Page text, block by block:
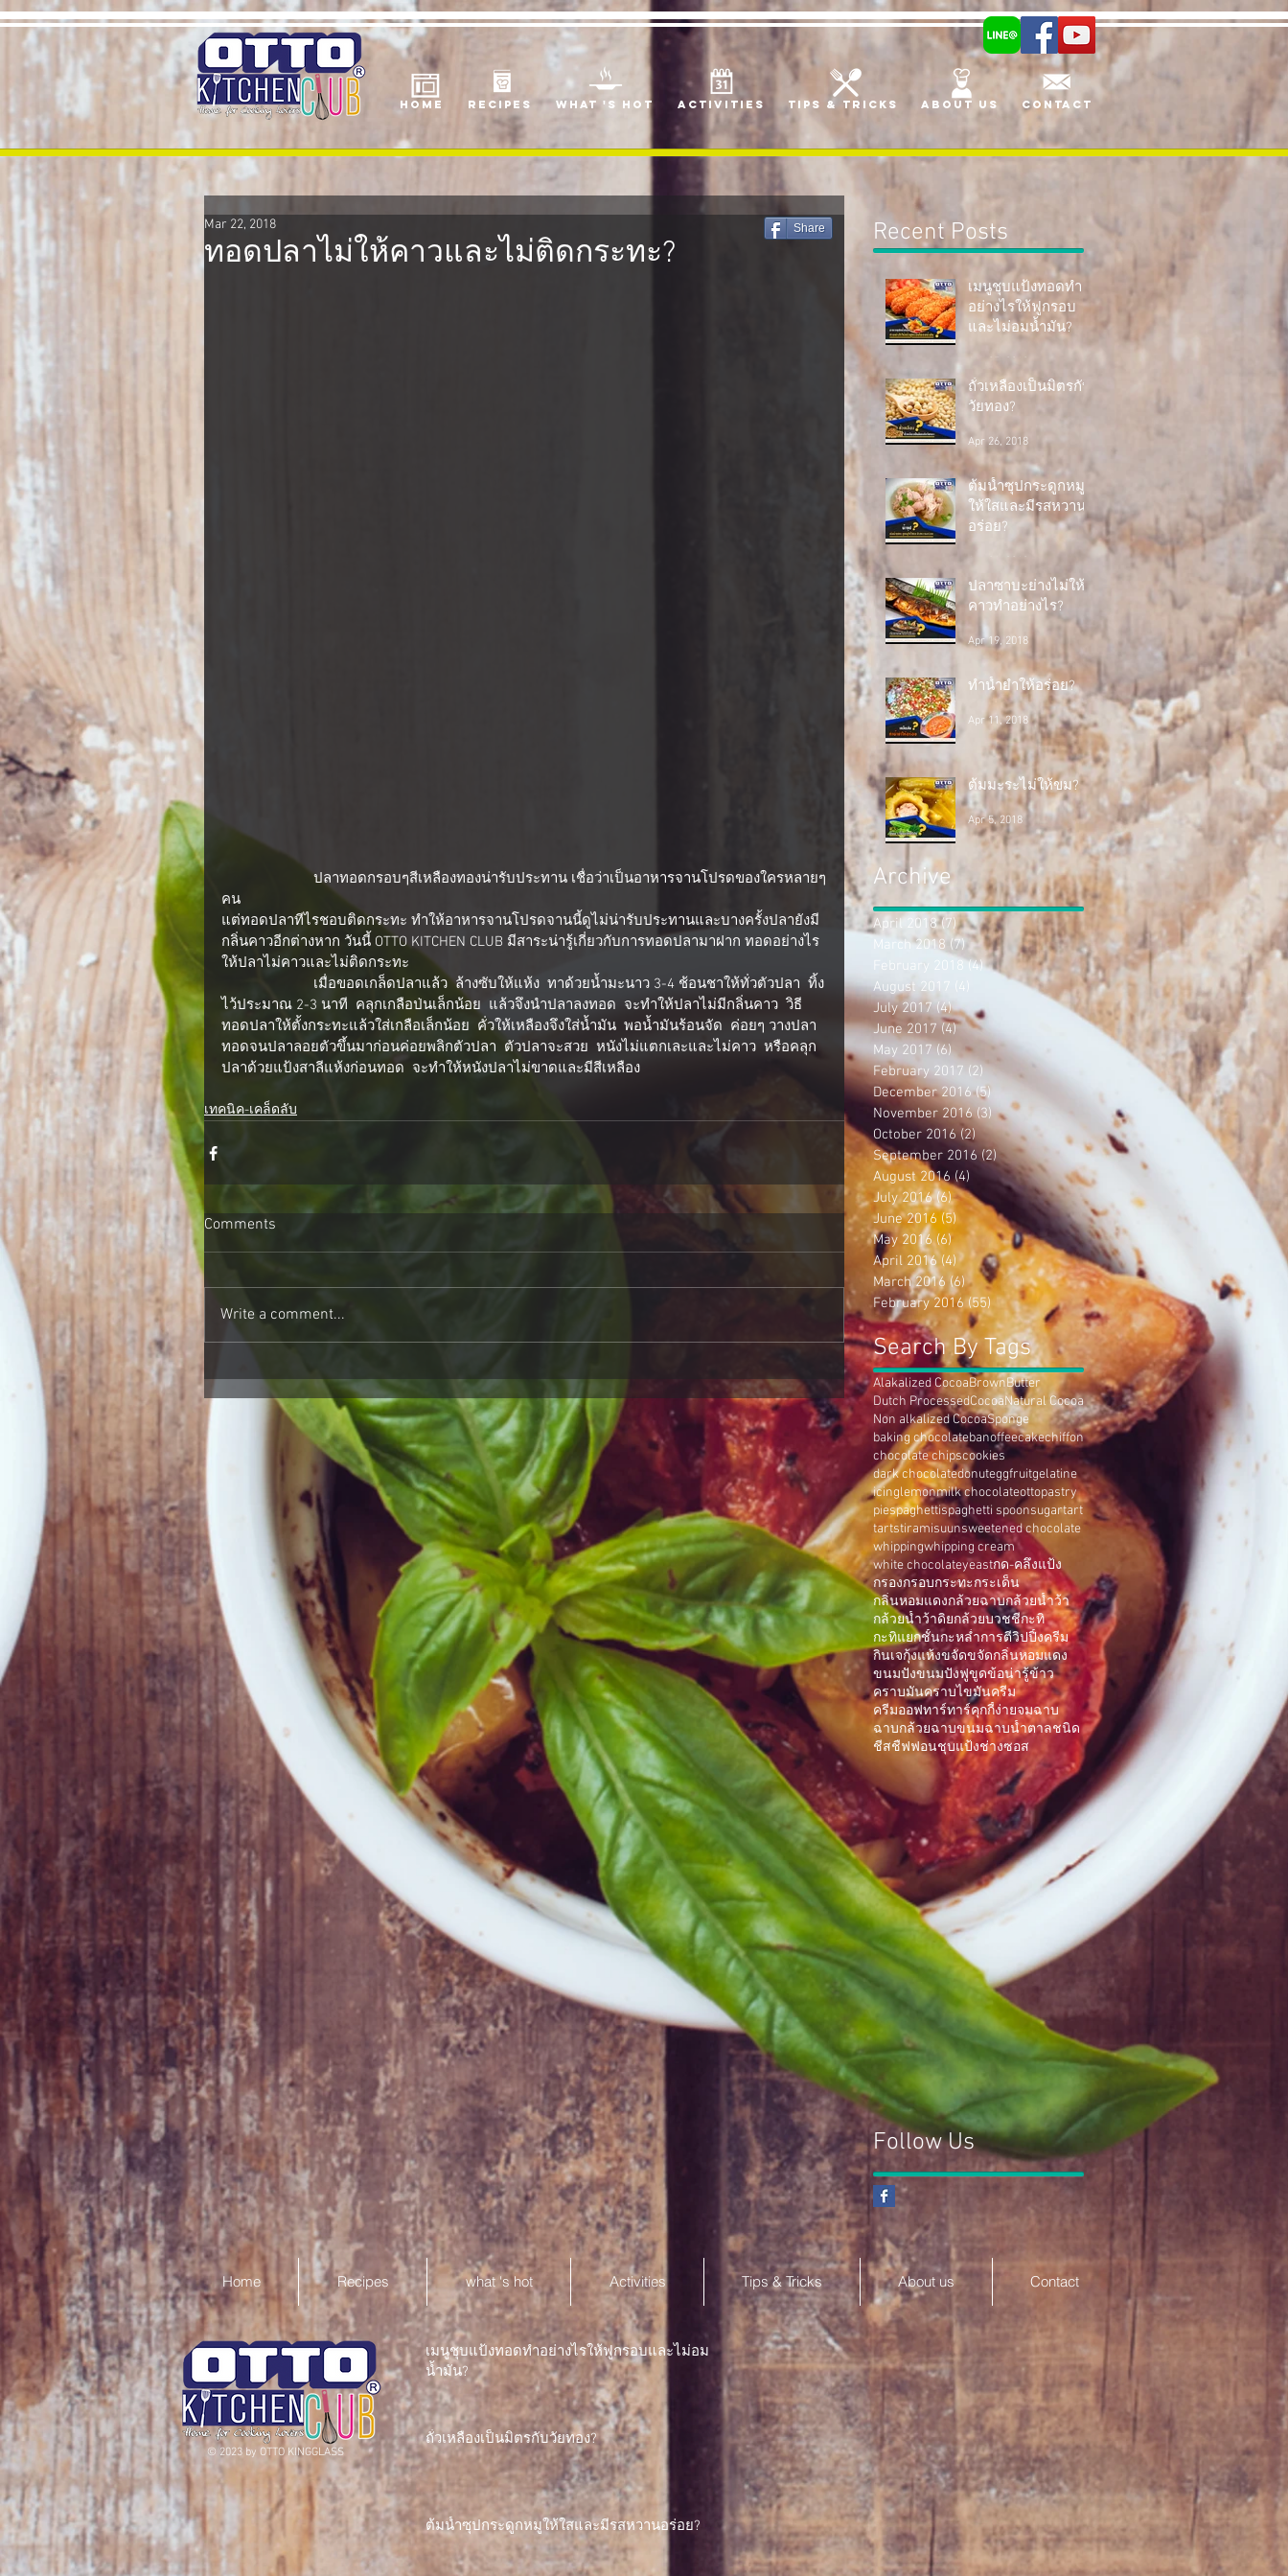
Home Recipes what 's hot Activities Tips & Tricks About us Contact
ทอดปลาไม่ให้คาวและไม่ติดกระทะ?
Mar 22, 2018
คน
แต่ทอดปลาทีไรชอบติดกระทะ ทำให้อาหารจานโปรดจานนี้ดูไม่น่ารับประทานและบางครั้งปลายังมี
กลิ่นคาวอีกต่างหาก วันนี้ OTTO KITCHEN CLUB มีสาระน่ารู้เกี่ยวกับการทอดปลามาฝาก ทอดอย่างไร
ให้ปลาไม่คาวและไม่ติดกระทะ
ไว้ประมาณ 2-3 นาที  คลุกเกลือป่นเล็กน้อย  แล้วจึงนำปลาลงทอด  จะทำให้ปลาไม่มีกลิ่นคาว  วิธี
ทอดปลาให้ตั้งกระทะแล้วใส่เกลือเล็กน้อย  คั่วให้เหลืองจึงใส่น้ำมัน  พอน้ำมันร้อนจัด  ค่อยๆ วางปลา
ทอดจนปลาลอยตัวขึ้นมาก่อนค่อยพลิกตัวปลา  ตัวปลาจะสวย  หนังไม่แตกเละและไม่คาว  หรือคลุก
ปลาด้วยแป้งสาลีแห้งก่อนทอด  จะทำให้หนังปลาไม่ขาดและมีสีเหลือง
เทคนิค-เคล็ดลับ
Comments
Write a comment...
Share
เมนูชุบแป้งทอดทำ
อย่างไรให้ฟูกรอบ
และไม่อมน้ำมัน?
ถั่วเหลืองเป็นมิตรกับ
วัยทอง?
Apr 26, 2018
ต้มน้ำซุปกระดูกหมู
ให้ใสและมีรสหวาน
อร่อย?
ปลาซาบะย่างไม่ให้
คาวทำอย่างไร?
Apr 19, 2018
ทำน้ำยำให้อร่อย?
Apr 11, 2018
ต้มมะระไม่ให้ขม?
Apr 5, 2018
Recent Posts
Alakalized CocoaBrownButter
Dutch ProcessedCocoaNatural Cocoa
Non alkalized CocoaSponge
baking chocolatebanoffeecakechiffon
chocolate chipscookies
dark chocolatedonuteggfruitgelatine
icinglemonmilk chocolateottopastry
piespaghettispaghetti spoonsugartart
tartstiramisuunsweetened chocolate
whippingwhipping cream
white chocolateyeastกด-คลึงแป้ง
กรองกรอบกระทะกระเด็น
กลิ่นหอมแดงกล้วยฉาบกล้วยน้ำว้า
กล้วยน้ำว้าดิยกล้วยบวชชีกะทิ
กะทิแยกชั้นกะหล่ำการตีวิปปิ้งครีม
กินเจกุ้งแห้งขจัดขจัดกลิ่นหอมแดง
ขนมปังขนมปังฟูขูดข้อน่ารู้ข้าว
คราบมันคราบไขมันครีม
ครีมออฟทาร์ทาร์คุกกี้ง่ายจมฉาบ
ฉาบกล้วยฉาบขนมฉาบน้ำตาลชนิด
ชีสชืฟฟอนชุบแป้งช่างซอส
Search By Tags
April 2018 (7)7 posts
March 2018 (7) 7 posts
February 2018 (4)4 posts
August 2017 (4)
July 2017 (4)4 posts
June 2017 (4)4 posts
May 2017 (6)6 posts
February 2017 (2)2 posts
December 2016 (5)
November 2016 (3)3 posts
October 2016 (2)2 posts
September 2016 (2)2 posts
August 2016 (4) 4 posts
July 2016 (6)6 posts
June 2016 (5) 5 posts
May 2016 (6)6 posts
April 2016 (4)4 posts
March 2016 (6)6 posts
February 2016 (55)55 posts
Archive
Follow Us
Home Recipes what 's hot Activities Tips & Tricks About us Contact
© 2023 by OTTO KINGGLASS
เมนูชุบแป้งทอดทำอย่างไรให้ฟูกรอบและไม่อม
น้ำมัน?
ถั่วเหลืองเป็นมิตรกับวัยทอง?
ต้มน้ำซุปกระดูกหมูให้ใสและมีรสหวานอร่อย?